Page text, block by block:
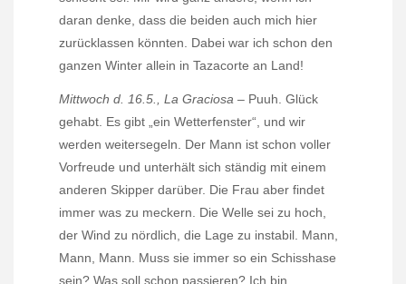
daran denke, dass die beiden auch mich hier
zurücklassen könnten. Dabei war ich schon den
ganzen Winter allein in Tazacorte an Land!
Mittwoch d. 16.5., La Graciosa – Puuh. Glück
gehabt. Es gibt „ein Wetterfenster“, und wir
werden weitersegeln. Der Mann ist schon voller
Vorfreude und unterhält sich ständig mit einem
anderen Skipper darüber. Die Frau aber findet
immer was zu meckern. Die Welle sei zu hoch,
der Wind zu nördlich, die Lage zu instabil. Mann,
Mann, Mann. Muss sie immer so ein Schisshase
sein? Was soll schon passieren? Ich bin